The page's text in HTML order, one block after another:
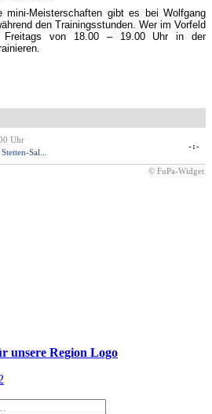
Meisterschaften gibt es bei Wolfgang
den Trainingsstunden. Wer im Vorfeld
Freitags von 18.00 – 19.00 Uhr in der
Uhr
Sal...
-:-
© FuPa-Widget